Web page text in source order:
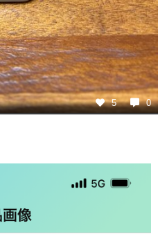
5 0